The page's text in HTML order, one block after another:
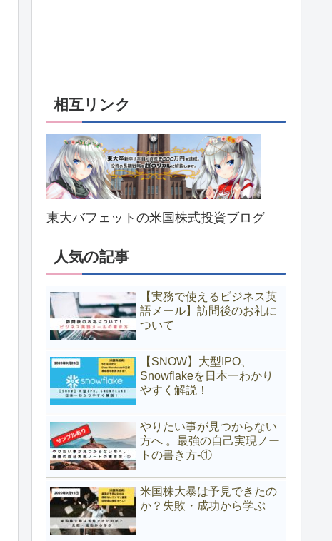
相互リンク
東大バフェットの米国株式投資ブログ
人気の記事
【実務で使えるビジネス英
語メール】訪問後のお礼に
ついて
【SNOW】大型IPO、
Snowflakeを日本一わかり
やすく解説！
やりたい事が見つからない
方へ 。最強の自己実現ノー
トの書き方-①
米国株大暴は予見できたの
か？失敗・成功から学ぶ